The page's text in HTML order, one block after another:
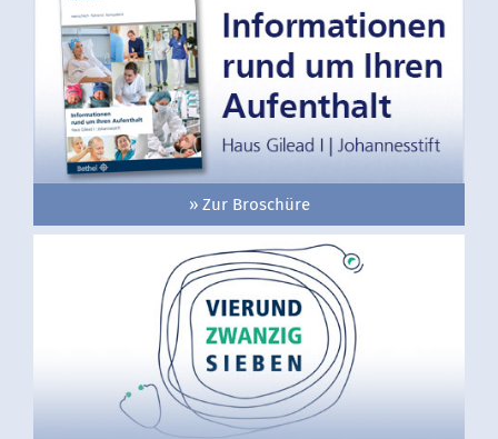
» Zur Broschüre